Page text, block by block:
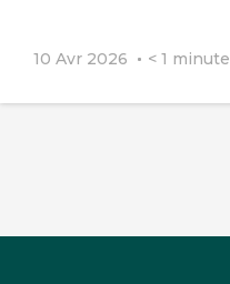
10 Avr 2026 < 1 minute